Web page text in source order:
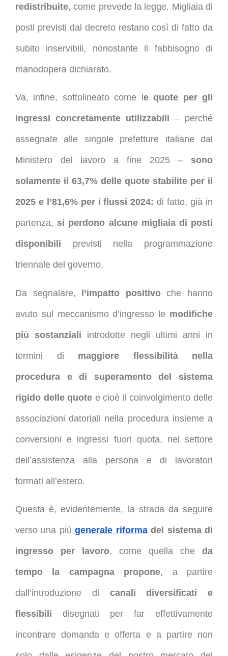
redistribuite, come prevede la legge. Migliaia di
posti previsti dal decreto restano così di fatto da
subito inservibili, nonostante il fabbisogno di
manodopera dichiarato.
Va, infine, sottolineato come l e quote per gli
ingressi concretamente utilizzabili – perché
assegnate alle singole prefetture italiane dal
Ministero del lavoro a fine 2025 – sono
solamente il 63,7% delle quote stabilite per il
2025 e l’81,6% per i flussi 2024: di fatto, già in
partenza, si perdono alcune migliaia di posti
disponibili previsti nella programmazione
triennale del governo.
Da segnalare, l’impatto positivoche hanno
avuto sul meccanismo d’ingresso le modifiche
più sostanziali introdotte negli ultimi anni in
termini di maggiore flessibilità nella
procedura e di superamento del sistema
rigido delle quote e cioè il coinvolgimento delle
associazioni datoriali nella procedura insieme a
conversioni e ingressi fuori quota, nel settore
dell’assistenza alla persona e di lavoratori
formati all’estero.
Questa è, evidentemente, la strada da seguire
verso una piùgenerale riformadel sistema di
ingresso per lavoro, come quella che da
tempo la campagna propone, a partire
dall’introduzione di canali diversificati e
flessibili disegnati per far effettivamente
incontrare domanda e offerta e a partire non